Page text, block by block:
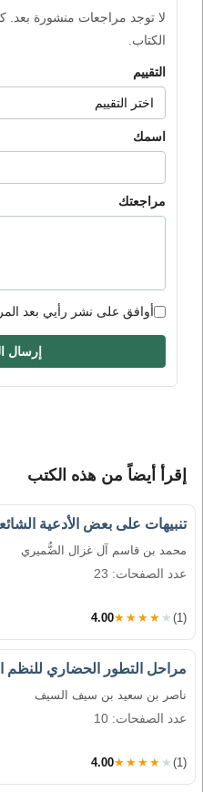
لا توجد مراجعات منشورة
الكتاب.
التقييم
اسمك
مراجعتك
أوافق على نشر رأيي بعد
إرسال
إقرأ أيضاً من هذه الكتب
تنبيهات على بعض الأدعية
محمد بن قاسم آل غزال الضُّميري
عدد الصفحات: 23
4.00★★★★★ (1)
مراحل التطور الحضاري للنظم
ناصر بن سعيد بن سيف السيف
عدد الصفحات: 10
4.00★★★★★ (1)